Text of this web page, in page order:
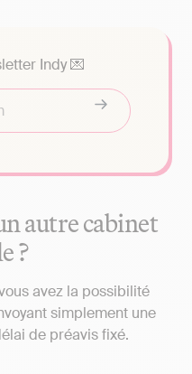
Indy 💌
autre cabinet
?
avez la possibilité
simplement une
de préavis fixé.